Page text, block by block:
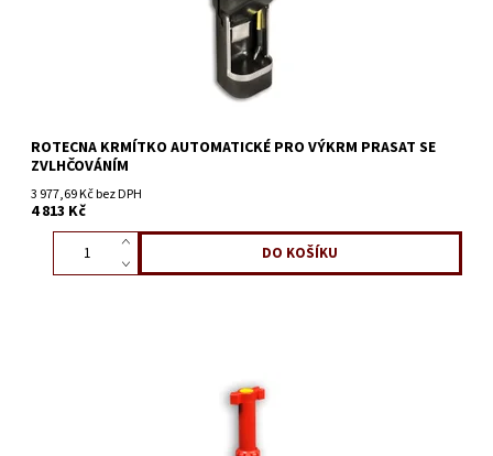
ROTECNA KRMÍTKO AUTOMATICKÉ PRO VÝKRM PRASAT SE
ZVLHČOVÁNÍM
3 977,69 Kč bez DPH
4 813 Kč